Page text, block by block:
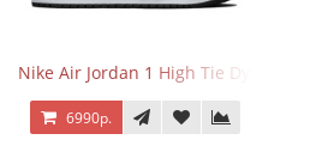
Nike Air Jordan 1 High Tie Dye
6990р.